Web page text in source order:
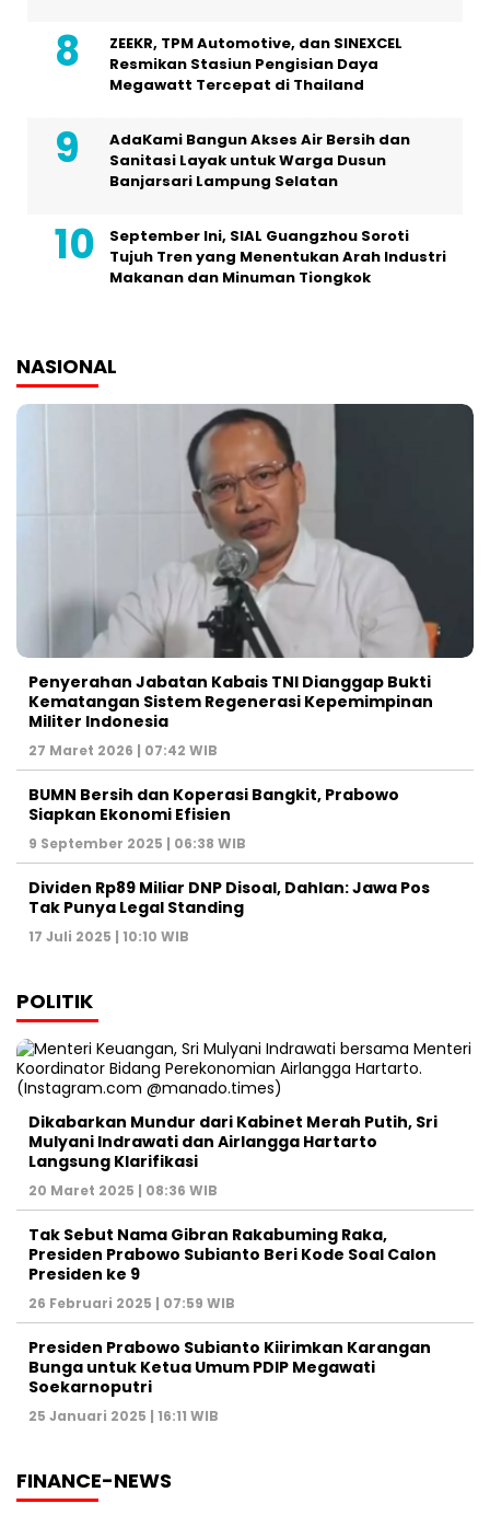
ZEEKR, TPM Automotive, dan SINEXCEL
Resmikan Stasiun Pengisian Daya
Megawatt Tercepat di Thailand
AdaKami Bangun Akses Air Bersih dan
Sanitasi Layak untuk Warga Dusun
Banjarsari Lampung Selatan
September Ini, SIAL Guangzhou Soroti
Tujuh Tren yang Menentukan Arah Industri
Makanan dan Minuman Tiongkok
NASIONAL
Penyerahan Jabatan Kabais TNI Dianggap Bukti
Kematangan Sistem Regenerasi Kepemimpinan
Militer Indonesia
27 Maret 2026 | 07:42 WIB
BUMN Bersih dan Koperasi Bangkit, Prabowo
Siapkan Ekonomi Efisien
9 September 2025 | 06:38 WIB
Dividen Rp89 Miliar DNP Disoal, Dahlan: Jawa Pos
Tak Punya Legal Standing
17 Juli 2025 | 10:10 WIB
POLITIK
Dikabarkan Mundur dari Kabinet Merah Putih, Sri
Mulyani Indrawati dan Airlangga Hartarto
Langsung Klarifikasi
20 Maret 2025 | 08:36 WIB
Tak Sebut Nama Gibran Rakabuming Raka,
Presiden Prabowo Subianto Beri Kode Soal Calon
Presiden ke 9
26 Februari 2025 | 07:59 WIB
Presiden Prabowo Subianto Kiirimkan Karangan
Bunga untuk Ketua Umum PDIP Megawati
Soekarnoputri
25 Januari 2025 | 16:11 WIB
FINANCE-NEWS